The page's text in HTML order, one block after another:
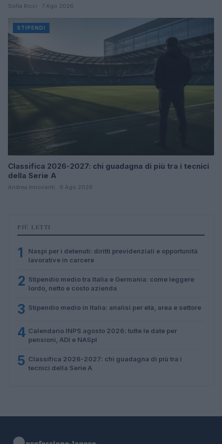
Sofia Ricci · 7 Ago 2026
STIPENDI
Classifica 2026-2027: chi guadagna di più tra i tecnici
della Serie A
Andrea Innocenti · 6 Ago 2026
PIÙ LETTI
1
Naspi per i detenuti: diritti previdenziali e opportunità
lavorative in carcere
2 Stipendio medio tra Italia e Germania: come leggere
lordo, netto e costo azienda
3 Stipendio medio in Italia: analisi per età, area e settore
4 Calendario INPS agosto 2026: tutte le date per
pensioni, ADI e NASpI
5 Classifica 2026-2027: chi guadagna di più tra i
tecnici della Serie A